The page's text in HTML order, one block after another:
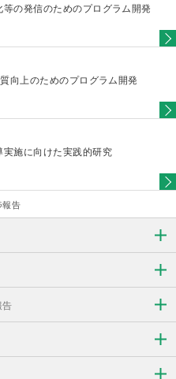
の発信のためのプログラム開発
向上のためのプログラム開発
施に向けた実践的研究
報告
告